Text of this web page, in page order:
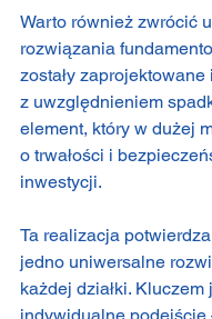
Warto również zwrócić
rozwiązania
zostały
z uwzględnieniem
element, który w dużej
o trwałości i
inwestycji.
Ta realizacja
jedno uniwersalne
każdej działki. Kluczem